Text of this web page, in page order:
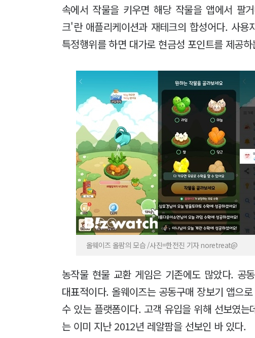
속에서 작물을 키우면 해당 작물을 앱에서 팔
크'란 애플리케이션과 재테크의 합성어다. 사
특정행위를 하면 대가로 현금성 포인트를 제공
올웨이즈 올팜의 모습 /사진=한전진 기자 noretreat@
농작물 현물 교환 게임은 기존에도 많았다. 공
대표적이다. 올웨이즈는 공동구매 장보기 앱으
수 있는 플랫폼이다. 고객 유입을 위해 선보였
는 이미 지난 2012년 레알팜을 선보인 바 있다.